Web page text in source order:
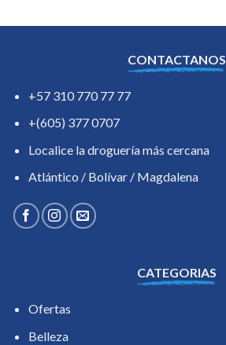
CONTACTANOS
+57 310 770 77 77
+(605) 377 0707
Localice la droguería más cercana
Atlántico / Bolívar / Magdalena
CATEGORIAS
Ofertas
Belleza